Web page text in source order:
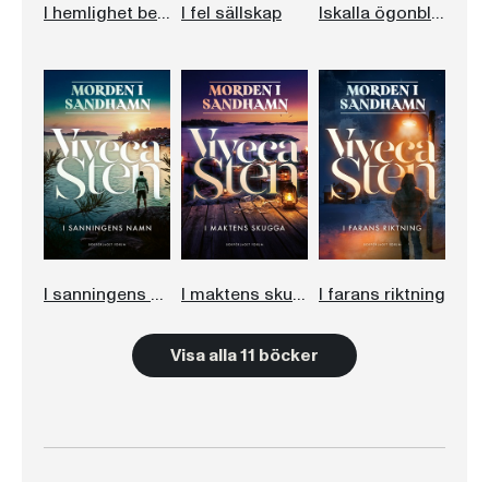
I hemlighet begravd I fel sällskap Iskalla ögonblick
I sanningens namn I maktens skugga I farans riktning
Visa alla 11 böcker